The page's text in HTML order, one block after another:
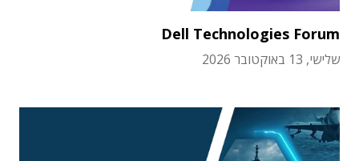
Dell Technologies Forum
שלישי, 13 באוקטובר 2026